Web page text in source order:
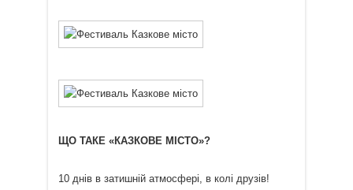
ЩО ТАКЕ «КАЗКОВЕ МІСТО»?
10 днів в затишній атмосфері, в колі друзів!